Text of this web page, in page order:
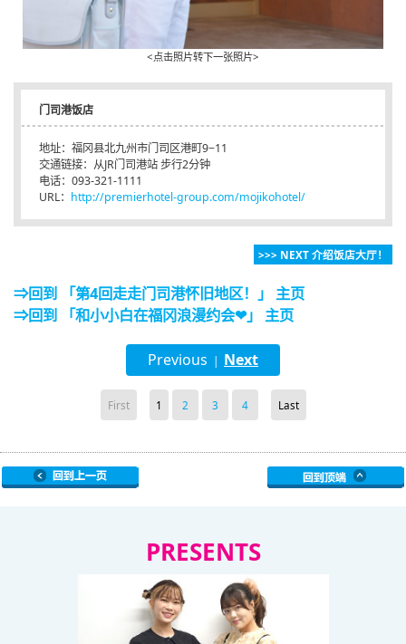
<点击照片转下一张照片>
门司港饭店
地址：福冈县北九州市门司区港町9−11
交通链接：从JR门司港站 步行2分钟
电话：093-321-1111
URL： http://premierhotel-group.com/mojikohotel/
>>> NEXT 介绍饭店大厅！
⇒回到 「第4回走走门司港怀旧地区！」 主页
⇒回到 「和小小白在福冈浪漫约会❤」 主页
Previous | Next
First 1 2 3 4 Last
PRESENTS